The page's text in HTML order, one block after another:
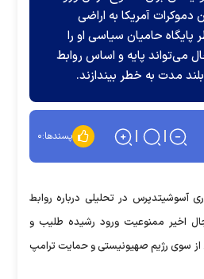
دموکرات آمریکا به اراضی
حامیان سیاسی او را
می‌تواند پایه و اساس روابط
بلند مدت به خطر بیندازند.
پسندها:۰
آسوشیتدپرس در تحلیلی درباره روابط
اخیر ممنوعیت ورود رشیده طلیب و
از سوی رژیم صهیونیستی و حمایت ترامپ